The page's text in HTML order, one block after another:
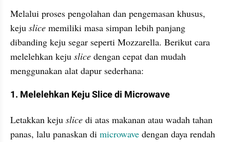
Melalui proses pengolahan dan pengemasan khusus,
keju slice memiliki masa simpan lebih panjang
dibanding keju segar seperti Mozzarella. Berikut cara
melelehkan keju slice dengan cepat dan mudah
menggunakan alat dapur sederhana:
1. Melelehkan Keju Slice di Microwave
Letakkan keju slice di atas makanan atau wadah tahan
panas, lalu panaskan di microwave dengan daya rendah